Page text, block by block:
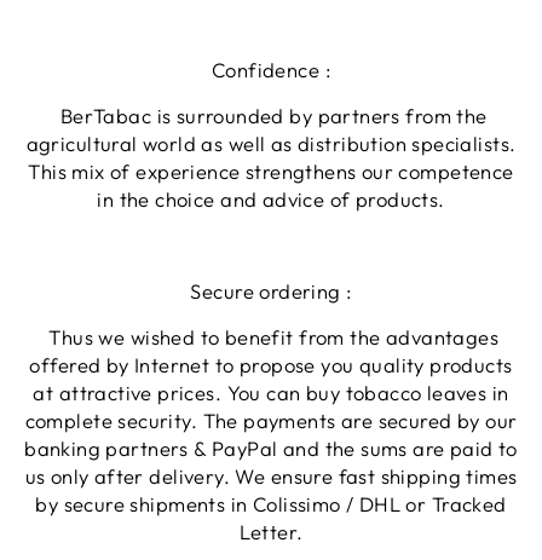
Confidence :
BerTabac is surrounded by partners from the
agricultural world as well as distribution specialists.
This mix of experience strengthens our competence
in the choice and advice of products.
Secure ordering :
Thus we wished to benefit from the advantages
offered by Internet to propose you quality products
at attractive prices. You can buy tobacco leaves in
complete security. The payments are secured by our
banking partners & PayPal and the sums are paid to
us only after delivery. We ensure fast shipping times
by secure shipments in Colissimo / DHL or Tracked
Letter.